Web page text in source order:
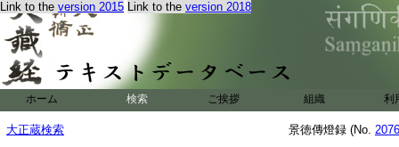
Link to the version 2015 Link to the version 2018
ホーム 検索 ご挨拶 組織 利
大正蔵検索 景徳傳燈録 (No.
甲到＊遮裏一切不
信位即是。人位即
得坐披衣向後自看
仰山後遷觀音。接
年滿七十七 老去
任性自浮沈 兩手
於韶州東平山示滅
諡智通大師妙光之